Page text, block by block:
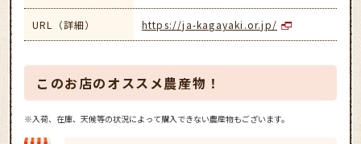
URL（詳細） https://ja-kagayaki.or.jp/
このお店のオススメ農産物！
※入荷、在庫、天候等の状況によって購入できない農産物もございます。